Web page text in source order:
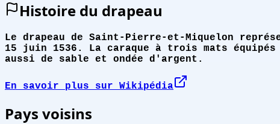
Histoire du drapeau
Le drapeau de Saint-Pierre-et-Miquelon
15 juin 1536. La caraque à trois mats
aussi de sable et ondée d'argent.
En savoir plus sur Wikipédia
Pays voisins